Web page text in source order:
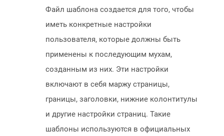
Файл шаблона создается для того, чтобы
иметь конкретные настройки
пользователя, которые должны быть
применены к последующим мухам,
созданным из них. Эти настройки
включают в себя маржу страницы,
границы, заголовки, нижние колонтитулы
и другие настройки страниц. Такие
шаблоны используются в официальных